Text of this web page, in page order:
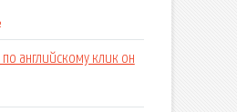
английскому клик он